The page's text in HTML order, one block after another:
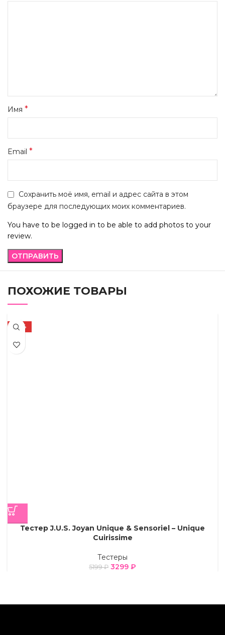
Имя *
Email *
Сохранить моё имя, email и адрес сайта в этом
браузере для последующих моих комментариев.
You have to be logged in to be able to add photos to your
review.
ПОХОЖИЕ ТОВАРЫ
-37%
Тестер J.U.S. Joyan Unique & Sensoriel – Unique
Cuirissime
Тестеры
5199₽ 3299 ₽